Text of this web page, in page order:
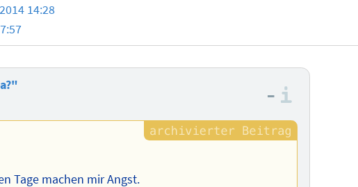
14:28
–
Tage machen mir Angst.